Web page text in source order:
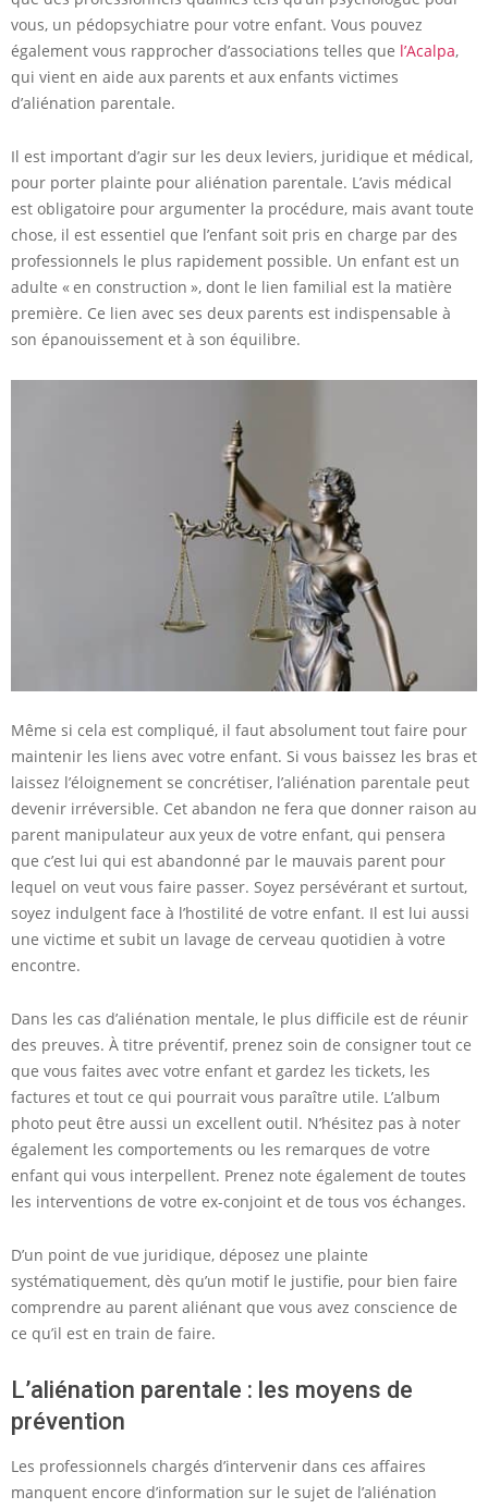
vous, un pédopsychiatre pour votre enfant. Vous pouvez
également vous rapprocher d’associations telles que l’Acalpa,
qui vient en aide aux parents et aux enfants victimes
d’aliénation parentale.
Il est important d’agir sur les deux leviers, juridique et médical,
pour porter plainte pour aliénation parentale. L’avis médical
est obligatoire pour argumenter la procédure, mais avant toute
chose, il est essentiel que l’enfant soit pris en charge par des
professionnels le plus rapidement possible. Un enfant est un
adulte « en construction », dont le lien familial est la matière
première. Ce lien avec ses deux parents est indispensable à
son épanouissement et à son équilibre.
Même si cela est compliqué, il faut absolument tout faire pour
maintenir les liens avec votre enfant. Si vous baissez les bras et
laissez l’éloignement se concrétiser, l’aliénation parentale peut
devenir irréversible. Cet abandon ne fera que donner raison au
parent manipulateur aux yeux de votre enfant, qui pensera
que c’est lui qui est abandonné par le mauvais parent pour
lequel on veut vous faire passer. Soyez persévérant et surtout,
soyez indulgent face à l’hostilité de votre enfant. Il est lui aussi
une victime et subit un lavage de cerveau quotidien à votre
encontre.
Dans les cas d’aliénation mentale, le plus difficile est de réunir
des preuves. À titre préventif, prenez soin de consigner tout ce
que vous faites avec votre enfant et gardez les tickets, les
factures et tout ce qui pourrait vous paraître utile. L’album
photo peut être aussi un excellent outil. N’hésitez pas à noter
également les comportements ou les remarques de votre
enfant qui vous interpellent. Prenez note également de toutes
les interventions de votre ex-conjoint et de tous vos échanges.
D’un point de vue juridique, déposez une plainte
systématiquement, dès qu’un motif le justifie, pour bien faire
comprendre au parent aliénant que vous avez conscience de
ce qu’il est en train de faire.
L’aliénation parentale : les moyens de
prévention
Les professionnels chargés d’intervenir dans ces affaires
manquent encore d’information sur le sujet de l’aliénation